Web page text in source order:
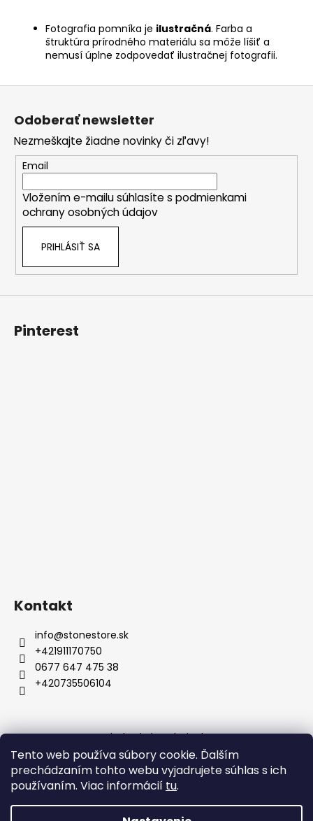
Tento web používa súbory cookie. Ďalším
prechádzaním tohto webu vyjadrujete súhlas s ich
používaním. Viac informácií tu.
Fotografia pomníka je ilustračná. Farba a
štruktúra prírodného materiálu sa môže líšiť a
nemusí úplne zodpovedať ilustračnej fotografii.
Z
Odoberať newsletter
Nezmeškajte žiadne novinky či zľavy!
Email
Vložením e-mailu súhlasíte s podmienkami
ochrany osobných údajov
PRIHLÁSIŤ SA
Pinterest
Kontakt
info@stonestore.sk
+421911170750
0677 647 475 38
+420735506104
Obchodné podmienky
Podmienky ochrany osobných údajov Veľkoobchod
Kontakty